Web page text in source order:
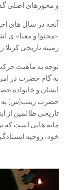
و محورهای اصلی
آنچه در سال های
«محتوا و معنا» ی
زمینه تاریخی
توجه به ماهیت
به گام حضرت در
ایشان و خانواده
حضرت زینب(س) به
تاریخی ظالمین از
مایه هایی است که
خود، روحیه